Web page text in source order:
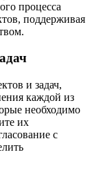
процесса
поддерживая
и задач,
каждой из
необходимо
их
с